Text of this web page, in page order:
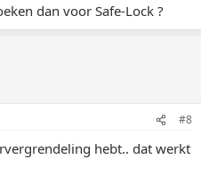
dan voor Safe-Lock ?
#8
hebt.. dat werkt